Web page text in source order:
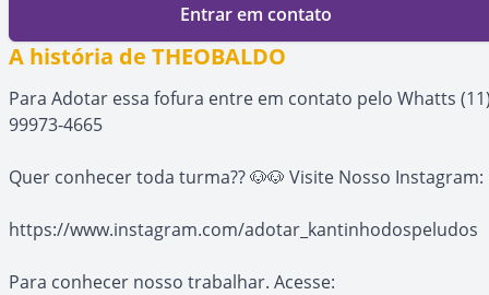
Entrar em contato
A história de THEOBALDO
Para Adotar essa fofura entre em contato pelo Whatts
99973-4665
Quer conhecer toda turma?? 🐶🐶 Visite Nosso Instagram:
https://www.instagram.com/adotar_kantinhodospeludos
Para conhecer nosso trabalhar. Acesse: